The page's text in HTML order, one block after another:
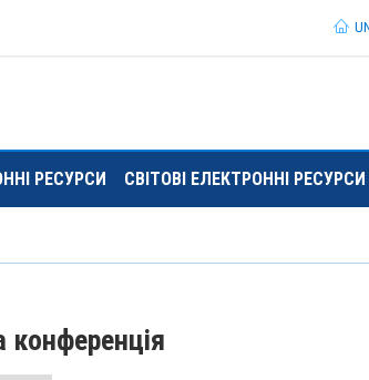
РЕСУРСИ СВІТОВІ ЕЛЕКТРОННІ РЕСУРСИ
конференція